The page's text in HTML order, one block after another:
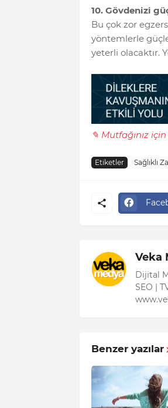
10. Gövdenizi
Bu çok zor
yöntemlerle
yeterli olacaktır.
✎ Mutfağınız
Etiketler Sağlıklı
Veka
Dijital
SEO |
Benzer yazılar